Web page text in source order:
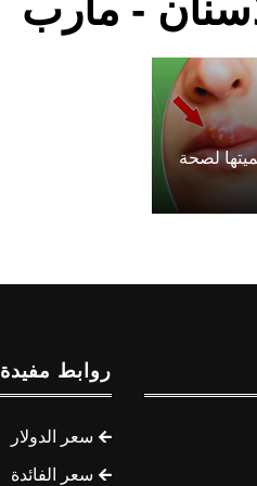
- مأرب
لصحة
روابط مفيدة
سعر الدولار
سعر الفائدة